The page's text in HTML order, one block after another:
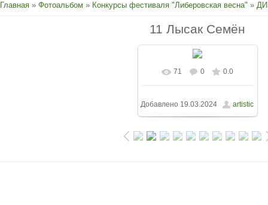
Главная » Фотоальбом » Конкурсы фестиваля "Либеровская весна" »
11 Лысак Семён
71 0 0.0
Добавлено 19.03.2024 artistic